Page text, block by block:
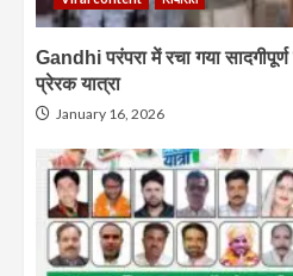
Gandhi परंपरा में रचा गया
प्रेरक यात्रा
January 16, 2026